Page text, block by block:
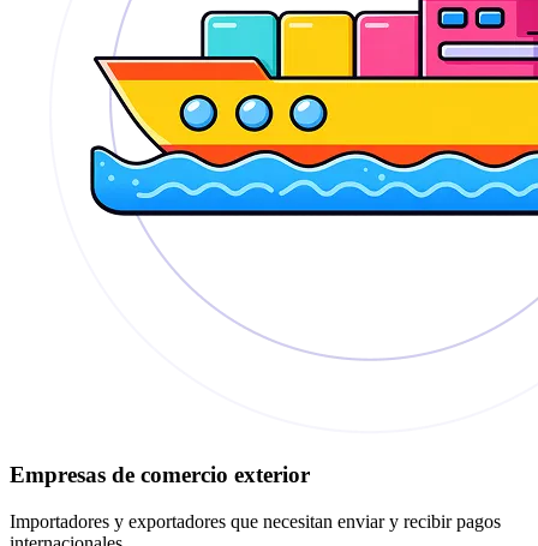
Empresas de comercio exterior
Importadores y exportadores que necesitan enviar y recibir pagos